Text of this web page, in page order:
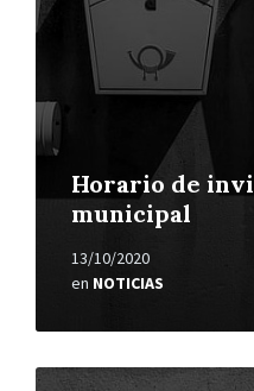
Horario de
municipal
13/10/2020
en NOTICIAS
Leer